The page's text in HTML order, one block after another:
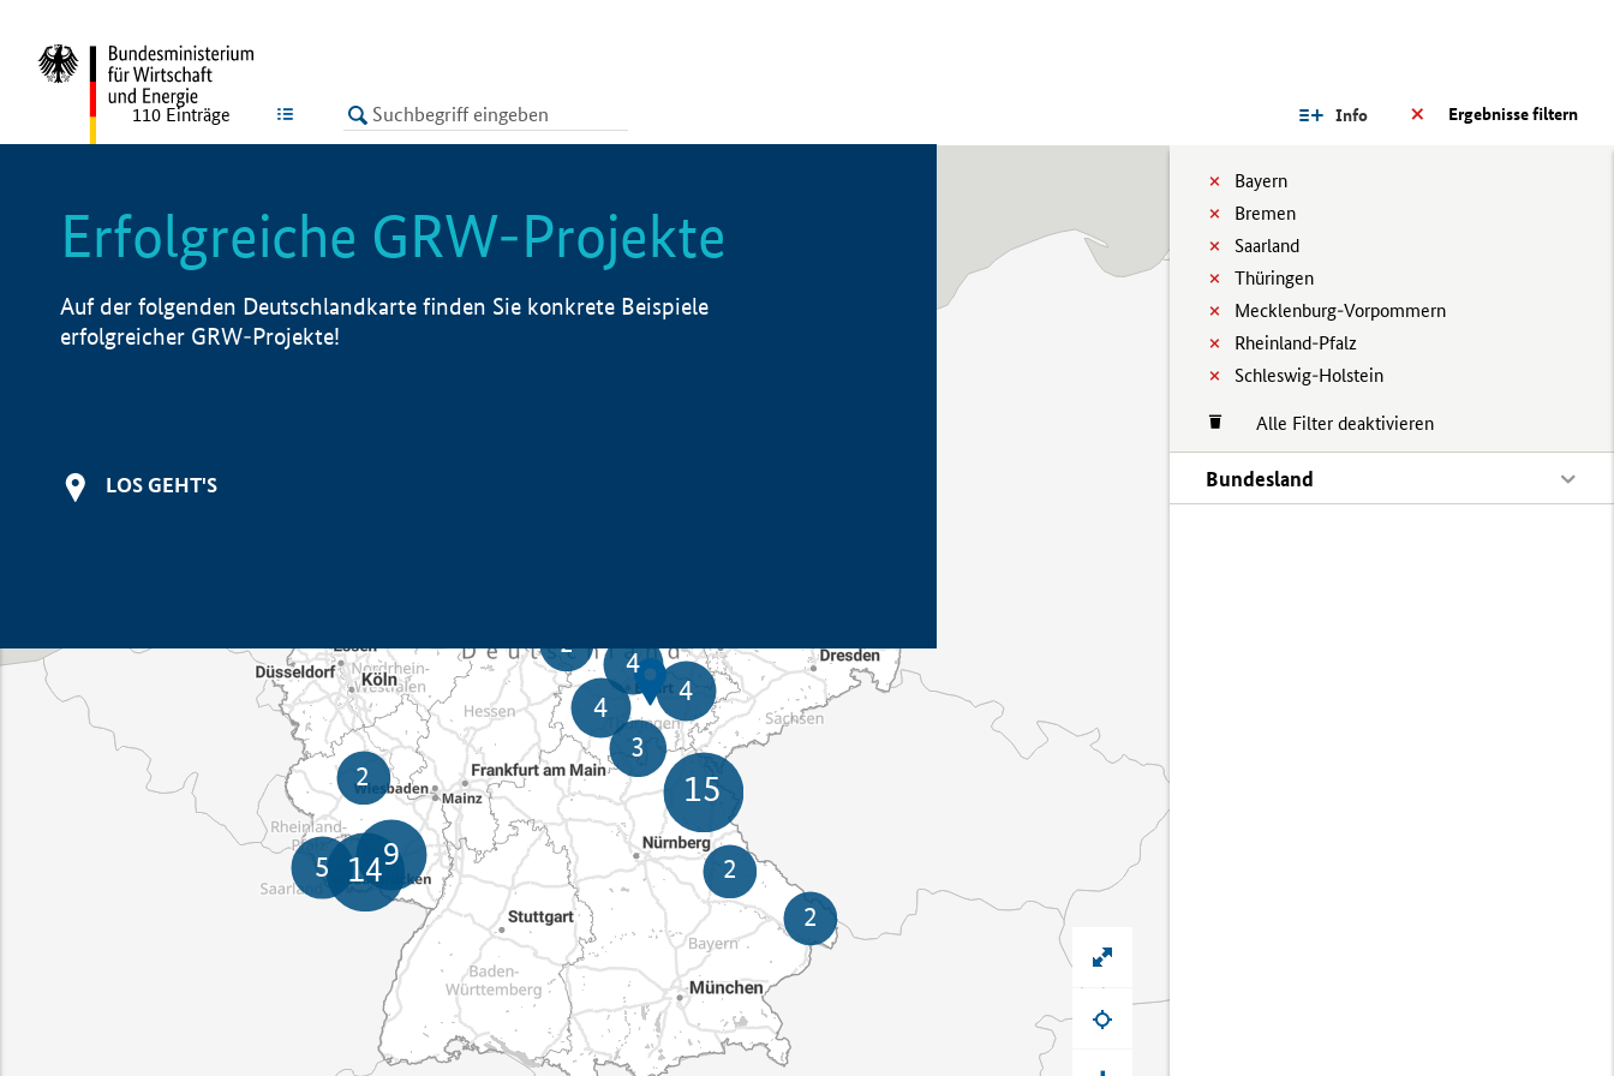
LISTE Ergebnisse filtern
Info
Bayern
Bremen
Saarland
Thüringen
Mecklenburg-Vorpommern
Rheinland-Pfalz
Schleswig-Holstein
Alle Filter deaktivieren
Bundesland
110 Einträge
Erfolgreiche GRW-Projekte
Auf der folgenden Deutschlandkarte finden Sie konkrete Beispiele
erfolgreicher GRW-Projekte!
LOS GEHT'S